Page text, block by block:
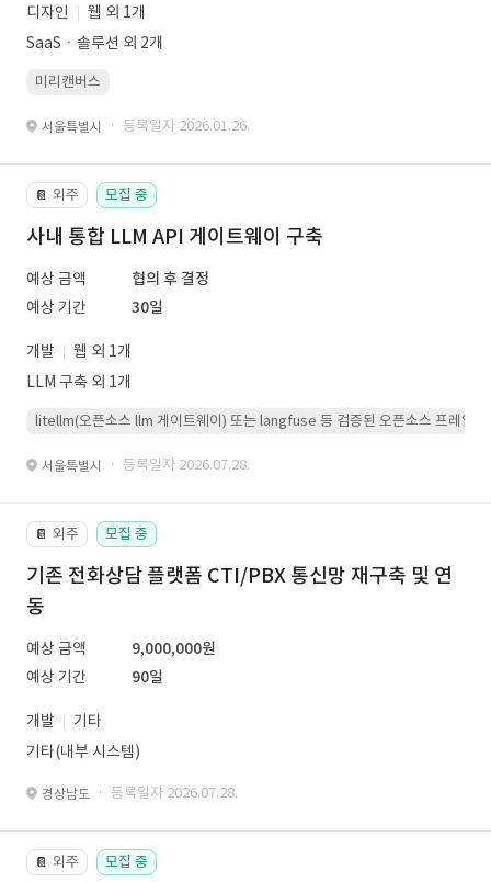
디자인
웹 외 1개
SaaSㆍ솔루션 외 2개
미리캔버스
서울특별시 · 등록일자 2026.01.26.
📔 외주 모집 중
사내 통합 LLM API 게이트웨이 구축
예상 금액
협의 후 결정
예상 기간
30일
개발
웹 외 1개
LLM 구축 외 1개
litellm(오픈소스 llm 게이트웨이) 또는 langfuse 등 검증된 오픈소스 프레임워
서울특별시 · 등록일자 2026.07.28.
📔 외주 모집 중
기존 전화상담 플랫폼 CTI/PBX 통신망 재구축 및 연
동
예상 금액
9,000,000원
예상 기간
90일
개발
기타
기타(내부 시스템)
경상남도 · 등록일자 2026.07.28.
📔 외주 모집 중